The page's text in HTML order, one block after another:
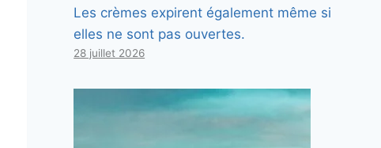
Les crèmes expirent également même si
elles ne sont pas ouvertes.
28 juillet 2026